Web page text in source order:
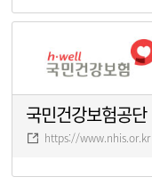
국민건강보험공단
https://www.nhis.or.kr